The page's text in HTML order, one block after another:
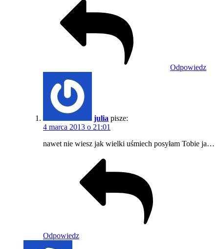
Odpowiedz
julia pisze:
4 marca 2013 o 21:01
nawet nie wiesz jak wielki uśmiech posyłam Tobie ja…
Odpowiedz